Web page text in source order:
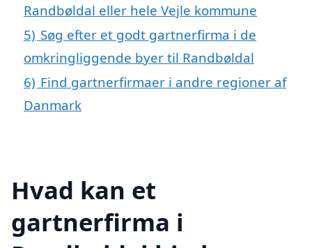
Randbøldal eller hele Vejle kommune
5) Søg efter et godt gartnerfirma i de
omkringliggende byer til Randbøldal
6) Find gartnerfirmaer i andre regioner af
Danmark
Hvad kan et
gartnerfirma i